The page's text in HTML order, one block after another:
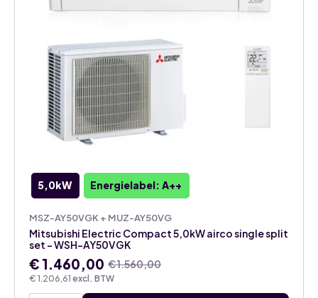
5,0kW Energielabel: A++
MSZ-AY50VGK + MUZ-AY50VG
€ 1.206,61 excl. BTW
Mitsubishi Electric Compact 5,0kW airco single split
set – WSH-AY50VGK
€1.560,00
Oorspronkelijke
prijs
€ 1.460,00
Huidige
prijs